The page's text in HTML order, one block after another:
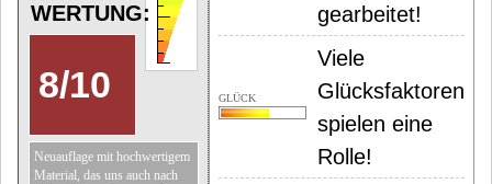
gearbeitet!
GLÜCK
Viele
Glücksfaktoren
spielen eine
Rolle!
WERTUNG:
8/10
Neuauflage mit hochwertigem
Material, das uns auch nach